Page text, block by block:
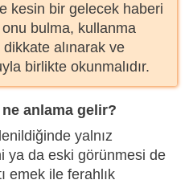
kesin bir gelecek haberi
bulma, kullanma
alınarak ve
birlikte okunmalıdır.
anlama gelir?
yalnız
ya da eski görünmesi de
emek ile ferahlık